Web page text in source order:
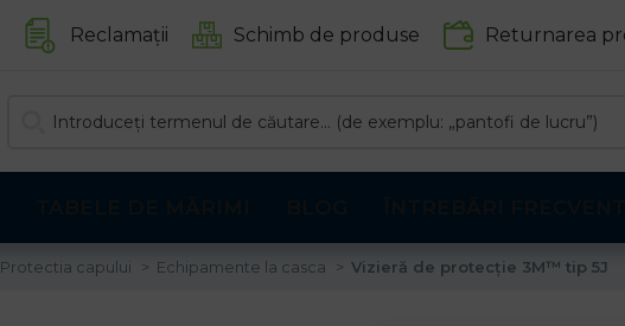
Reclamații Schimb de produse Returnarea
Protectia capului Echipamente la casca Vizieră de protecție 3M™ tip 5J